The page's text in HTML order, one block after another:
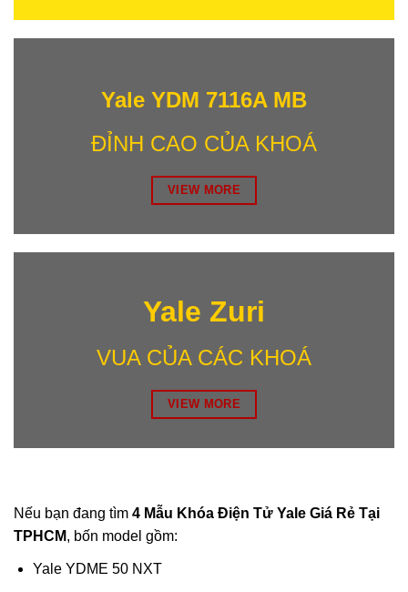
Yale YDM 7116A MB
ĐỈNH CAO CỦA KHOÁ
VIEW MORE
Yale Zuri
VUA CỦA CÁC KHOÁ
VIEW MORE
Nếu bạn đang tìm 4 Mẫu Khóa Điện Tử Yale Giá Rẻ Tại
TPHCM, bốn model gồm:
Yale YDME 50 NXT